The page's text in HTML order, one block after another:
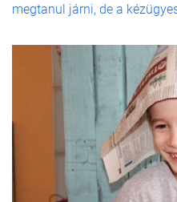
megtanul járni, de a